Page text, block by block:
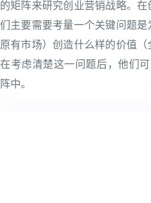
的矩阵来研究创业营销战略。
们主要需要考量一个关键问题
原有市场）创造什么样的价值（
在考虑清楚这一问题后，他们
阵中。